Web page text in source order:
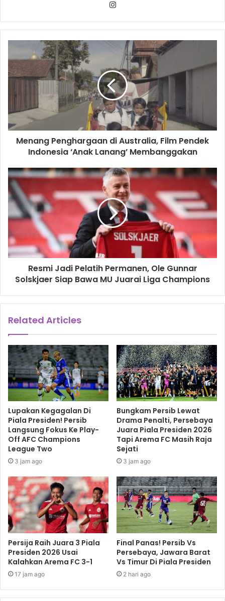
Instagram
Menang Penghargaan di Australia, Film Pendek
Indonesia ‘Anak Lanang’ Membanggakan
Resmi Jadi Pelatih Permanen, Ole Gunnar
Solskjaer Siap Bawa MU Juarai Liga Champions
Related Articles
Lupakan Kegagalan Di
Piala Presiden! Persib
Langsung Fokus Ke Play-
Off AFC Champions
League Two
3 jam ago
Bungkam Persib Lewat
Drama Penalti, Persebaya
Juara Piala Presiden 2026
Tapi Arema FC Masih Raja
Sejati
3 jam ago
Persija Raih Juara 3 Piala
Presiden 2026 Usai
Kalahkan Arema FC 3-1
17 jam ago
Final Panas! Persib Vs
Persebaya, Jawara Barat
Vs Timur Di Piala Presiden
2 hari ago